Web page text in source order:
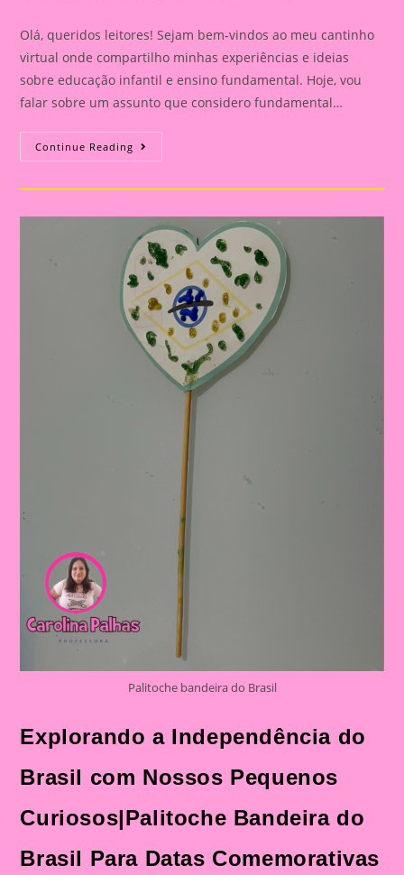
Olá, queridos leitores! Sejam bem-vindos ao meu cantinho
virtual onde compartilho minhas experiências e ideias
sobre educação infantil e ensino fundamental. Hoje, vou
falar sobre um assunto que considero fundamental…
Continue Reading Explorando
A
Do
Nossos
Pequenos
Curiosos|Palitoche
Bandeira
Para
Comemorar
A
Independência
Do
Brasil
Palitoche bandeira do Brasil
Explorando a Independência do
Brasil com Nossos Pequenos
Curiosos|Palitoche Bandeira do
Brasil Para Datas Comemorativas